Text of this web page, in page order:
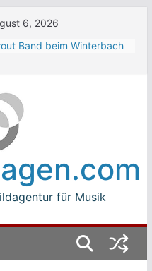
6, 2026
Band beim Winterbach
2026
Jarre bei den jazz open
der Piazza Roma 2026
bei den jazz open
auf der Piazza Roma 2026
für Musik